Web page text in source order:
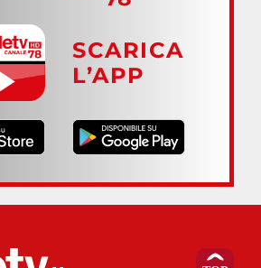
SCARICA
L’APP